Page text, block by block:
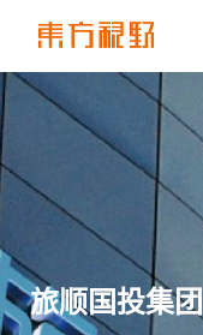
旅顺国投集团